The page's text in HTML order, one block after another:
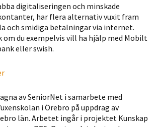
digitaliseringen och minskade
har flera alternativ vuxit fram
och smidiga betalningar via internet.
om du exempelvis vill ha hjälp med Mobilt
eller swish.
av SeniorNet i samarbete med
i Örebro på uppdrag av
län. Arbetet ingår i projektet Kunskap
hemsidan.
beteende när du
surfar ökar du
chansen att få se